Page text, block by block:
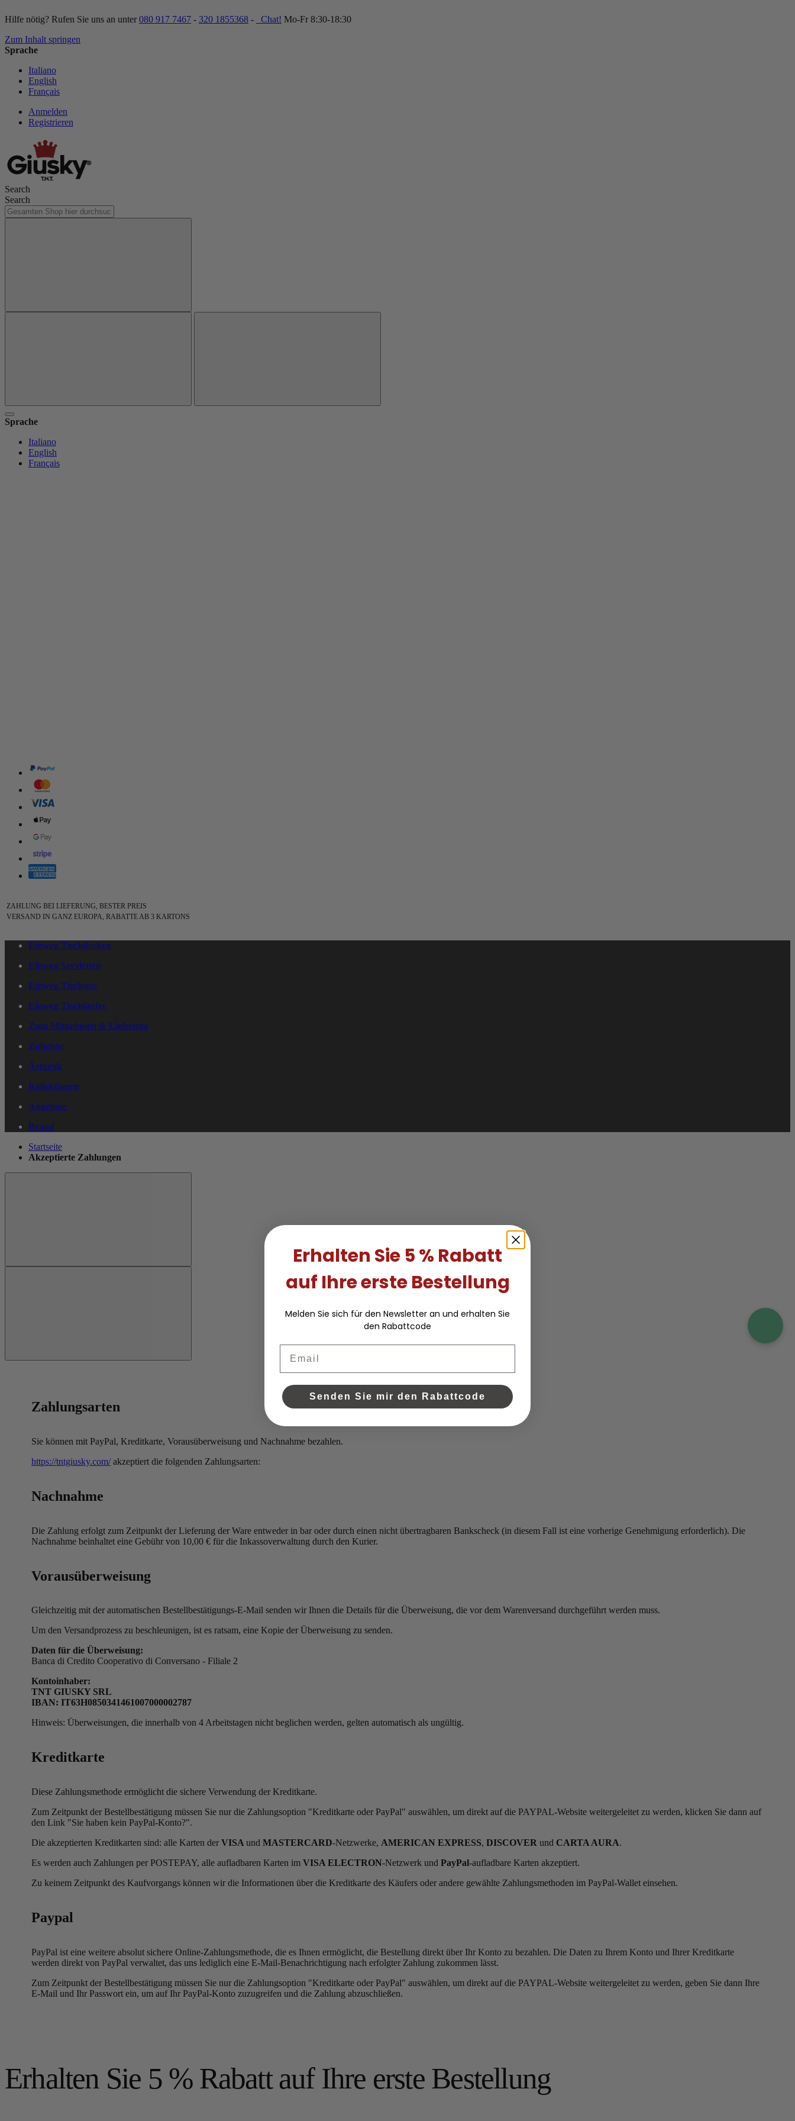
Hilfe nötig? Rufen Sie uns an unter 080 917 7467 - 320 1855368 - Chat! Mo-Fr 8:30-18:30
Zum Inhalt springen
Sprache
Italiano
English
Français
Anmelden
Registrieren
Search
Search
Sprache
Italiano
English
Français
ZAHLUNG BEI LIEFERUNG, BESTER PREIS
VERSAND IN GANZ EUROPA, RABATTE AB 3 KARTONS
Einweg Tischdecken
Einweg Servietten
Einweg Tischsets
Einweg Tischläufer
Zum Mitnehmen & Lieferung
Zubehör
Ästhetik
Kollektionen
Angebote
Brand
Startseite
Akzeptierte Zahlungen
Zahlungsarten
Sie können mit PayPal, Kreditkarte, Vorausüberweisung und Nachnahme bezahlen.
https://tntgiusky.com/akzeptiert die folgenden Zahlungsarten:
Nachnahme
Die Zahlung erfolgt zum Zeitpunkt der Lieferung der Ware entweder in bar oder durch einen nicht übertragbaren Bankscheck (in diesem Fall ist eine vorherige Genehmigung erforderlich). Die
Nachnahme beinhaltet eine Gebühr von 10,00 € für die Inkassoverwaltung durch den Kurier.
Vorausüberweisung
Gleichzeitig mit der automatischen Bestellbestätigungs-E-Mail senden wir Ihnen die Details für die Überweisung, die vor dem Warenversand durchgeführt werden muss.
Um den Versandprozess zu beschleunigen, ist es ratsam, eine Kopie der Überweisung zu senden.
Daten für die Überweisung:
Banca di Credito Cooperativo di Conversano - Filiale 2
Kontoinhaber:
TNT GIUSKY SRL
IBAN: IT63H0850341461007000002787
Hinweis: Überweisungen, die innerhalb von 4 Arbeitstagen nicht beglichen werden, gelten automatisch als ungültig.
Kreditkarte
Diese Zahlungsmethode ermöglicht die sichere Verwendung der Kreditkarte.
Zum Zeitpunkt der Bestellbestätigung müssen Sie nur die Zahlungsoption "Kreditkarte oder PayPal" auswählen, um direkt auf die PAYPAL-Website weitergeleitet zu werden, klicken Sie dann auf
den Link "Sie haben kein PayPal-Konto?".
Die akzeptierten Kreditkarten sind: alle Karten der VISA und MASTERCARD-Netzwerke, AMERICAN EXPRESS, DISCOVER und CARTA AURA.
Es werden auch Zahlungen per POSTEPAY, alle aufladbaren Karten im VISA ELECTRON-Netzwerk und PayPal-aufladbare Karten akzeptiert.
Zu keinem Zeitpunkt des Kaufvorgangs können wir die Informationen über die Kreditkarte des Käufers oder andere gewählte Zahlungsmethoden im PayPal-Wallet einsehen.
Paypal
PayPal ist eine weitere absolut sichere Online-Zahlungsmethode, die es Ihnen ermöglicht, die Bestellung direkt über Ihr Konto zu bezahlen. Die Daten zu Ihrem Konto und Ihrer Kreditkarte
werden direkt von PayPal verwaltet, das uns lediglich eine E-Mail-Benachrichtigung nach erfolgter Zahlung zukommen lässt.
Zum Zeitpunkt der Bestellbestätigung müssen Sie nur die Zahlungsoption "Kreditkarte oder PayPal" auswählen, um direkt auf die PAYPAL-Website weitergeleitet zu werden, geben Sie dann Ihre
E-Mail und Ihr Passwort ein, um auf Ihr PayPal-Konto zuzugreifen und die Zahlung abzuschließen.
Erhalten Sie 5 % Rabatt auf Ihre erste Bestellung
Erhalten Sie 5 % Rabatt
auf Ihre erste Bestellung
Melden Sie sich für den Newsletter an und erhalten Sie
den Rabattcode
Senden Sie mir den Rabattcode